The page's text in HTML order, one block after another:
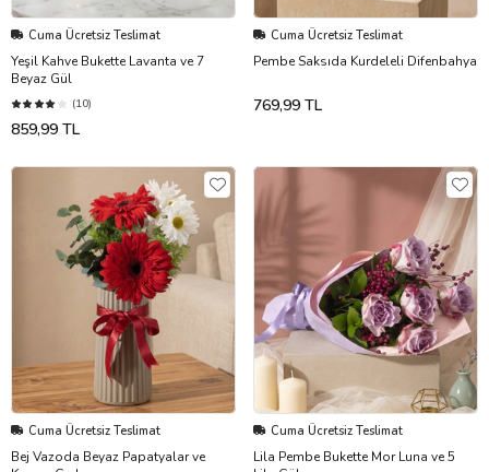
Cuma Ücretsiz Teslimat
Yeşil Kahve Bukette Lavanta ve 7
Beyaz Gül
(10)
859,99 TL
Cuma Ücretsiz Teslimat
Pembe Saksıda Kurdeleli Difenbahya
769,99 TL
Cuma Ücretsiz Teslimat
Bej Vazoda Beyaz Papatyalar ve
Cuma Ücretsiz Teslimat
Lila Pembe Bukette Mor Luna ve 5